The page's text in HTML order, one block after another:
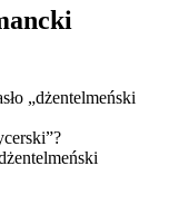
„dżentelmeński